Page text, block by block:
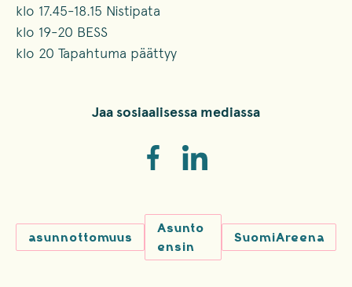
klo 17.45-18.15 Nistipata
klo 19-20 BESS
klo 20 Tapahtuma päättyy
Jaa sosiaalisessa mediassa
asunnottomuus
Asunto
ensin
SuomiAreena